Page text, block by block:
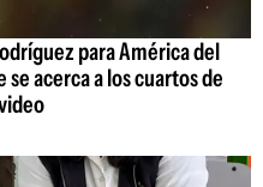
para América del
acerca a los cuartos de